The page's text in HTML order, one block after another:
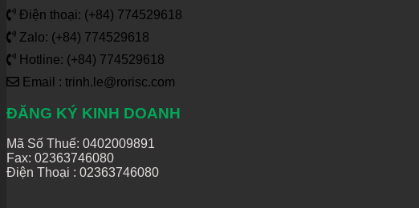
Điện thoại: (+84) 774529618
Zalo: (+84) 774529618
Hotline: (+84) 774529618
Email : trinh.le@rorisc.com
ĐĂNG KÝ KINH DOANH
Mã Số Thuế: 0402009891
Fax: 02363746080
Điện Thoại : 02363746080